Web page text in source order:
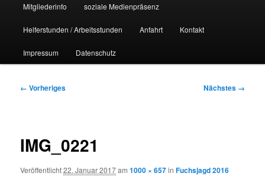
Mitgliederinfo soziale Medienpräsenz
Helferstunden / Arbeitsstunden Anfahrt Kontakt
Impressum Datenschutz
Bilder-
← Vorheriges Nächstes →
IMG_0221
Veröffentlicht22. Januar 2017am1000 × 657inFuchsjagd 2016